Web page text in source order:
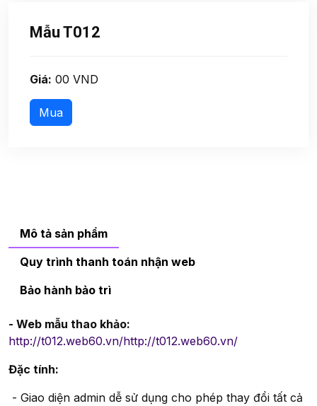
Mẫu T012
Giá: 00 VND
Mô tả sản phẩm
Quy trình thanh toán nhận web
Bảo hành bảo trì
- Web mẫu thao khảo:
http://t012.web60.vn/http://t012.web60.vn/
Đặc tính:
- Giao diện admin dễ sử dụng cho phép thay đổi tất cả